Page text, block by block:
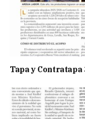
Tapa y Contratapa